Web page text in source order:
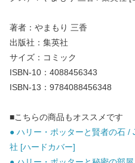
著者：やまもり 三香
出版社：集英社
サイズ：コミック
ISBN-10：4088456343
ISBN-13：9784088456348
■こちらの商品もオススメです
● ハリー・ポッターと賢者の石 /
社 [ハードカバー]